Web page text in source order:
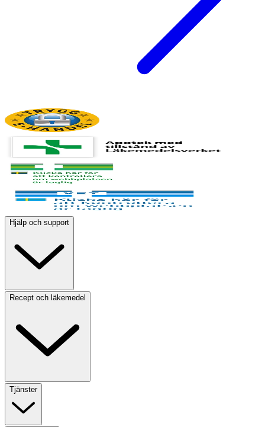
Hjälp och support
Recept och läkemedel
Tjänster